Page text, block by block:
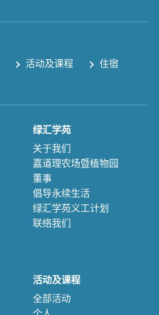
活动及课程
住宿
绿汇学苑
关于我们
嘉道理农场暨植物园
董事
倡导永续生活
绿汇学苑义工计划
联络我们
活动及课程
全部活动